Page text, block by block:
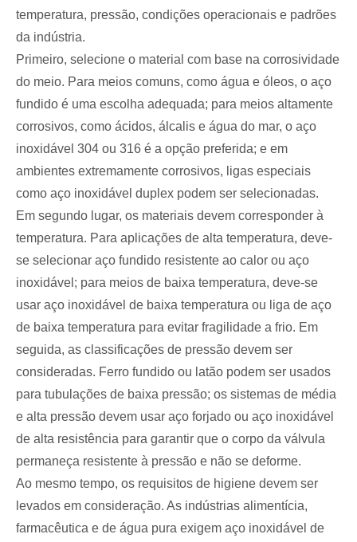
temperatura, pressão, condições operacionais e padrões
da indústria.
Primeiro, selecione o material com base na corrosividade
do meio. Para meios comuns, como água e óleos, o aço
fundido é uma escolha adequada; para meios altamente
corrosivos, como ácidos, álcalis e água do mar, o aço
inoxidável 304 ou 316 é a opção preferida; e em
ambientes extremamente corrosivos, ligas especiais
como aço inoxidável duplex podem ser selecionadas.
Em segundo lugar, os materiais devem corresponder à
temperatura. Para aplicações de alta temperatura, deve-
se selecionar aço fundido resistente ao calor ou aço
inoxidável; para meios de baixa temperatura, deve-se
usar aço inoxidável de baixa temperatura ou liga de aço
de baixa temperatura para evitar fragilidade a frio. Em
seguida, as classificações de pressão devem ser
consideradas. Ferro fundido ou latão podem ser usados ​​
para tubulações de baixa pressão; os sistemas de média
e alta pressão devem usar aço forjado ou aço inoxidável
de alta resistência para garantir que o corpo da válvula
permaneça resistente à pressão e não se deforme.
Ao mesmo tempo, os requisitos de higiene devem ser
levados em consideração. As indústrias alimentícia,
farmacêutica e de água pura exigem aço inoxidável de